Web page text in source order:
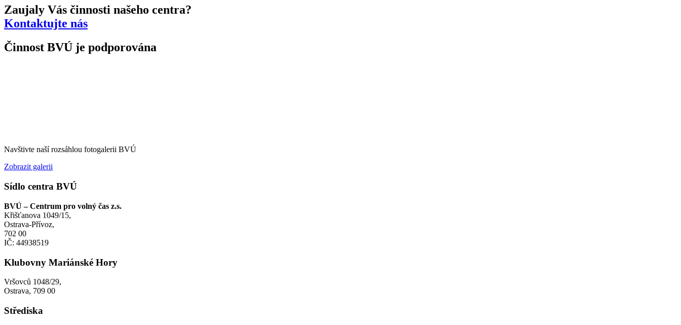
Zaujaly Vás činnosti našeho centra?
Kontaktujte nás
Činnost BVÚ je podporována
Navštivte naší rozsáhlou fotogalerii BVÚ
Zobrazit galerii
Sídlo centra BVÚ
BVÚ – Centrum pro volný čas z.s.
Křišťanova 1049/15,
Ostrava-Přívoz,
702 00
IČ: 44938519
Klubovny Mariánské Hory
Vršovců 1048/29,
Ostrava, 709 00
Střediska